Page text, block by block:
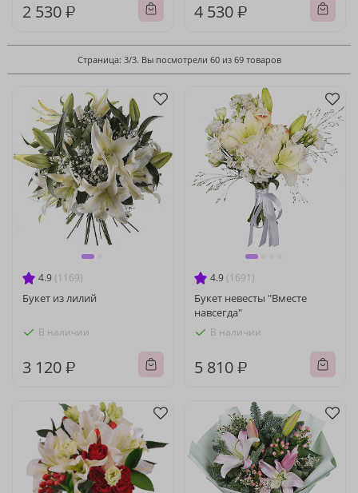
2 530 ₽ 4 530 ₽
Страница: 3/3. Вы посмотрели 60 из 69 товаров
4.9 (1169)
Букет из лилий
В наличии
3 120 ₽
4.9 (1691)
Букет невесты "Вместе
навсегда"
В наличии
5 810 ₽